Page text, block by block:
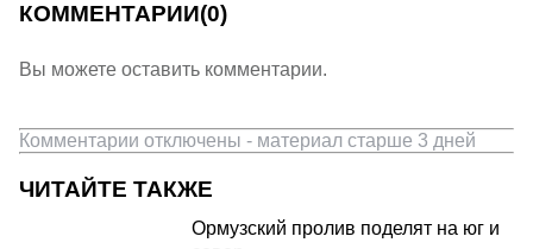
КОММЕНТАРИИ(0)
Вы можете оставить комментарии.
Комментарии отключены - материал старше 3 дней
ЧИТАЙТЕ ТАКЖЕ
Ормузский пролив поделят на юг и